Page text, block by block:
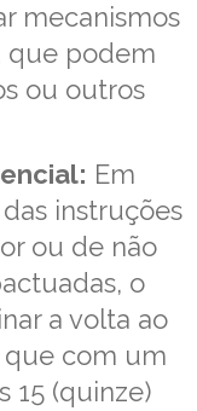
mecanismos
que podem
ou outros
Em
instruções
ou de não
o
a volta ao
que com um
15 (quinze)